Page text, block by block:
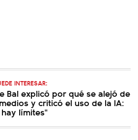
INTERESAR:
Bal explicó por qué se alejó de
y criticó el uso de la IA:
límites"